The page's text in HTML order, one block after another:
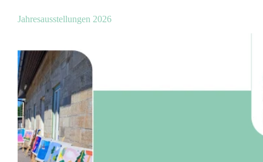
Jahresausstellungen 2026